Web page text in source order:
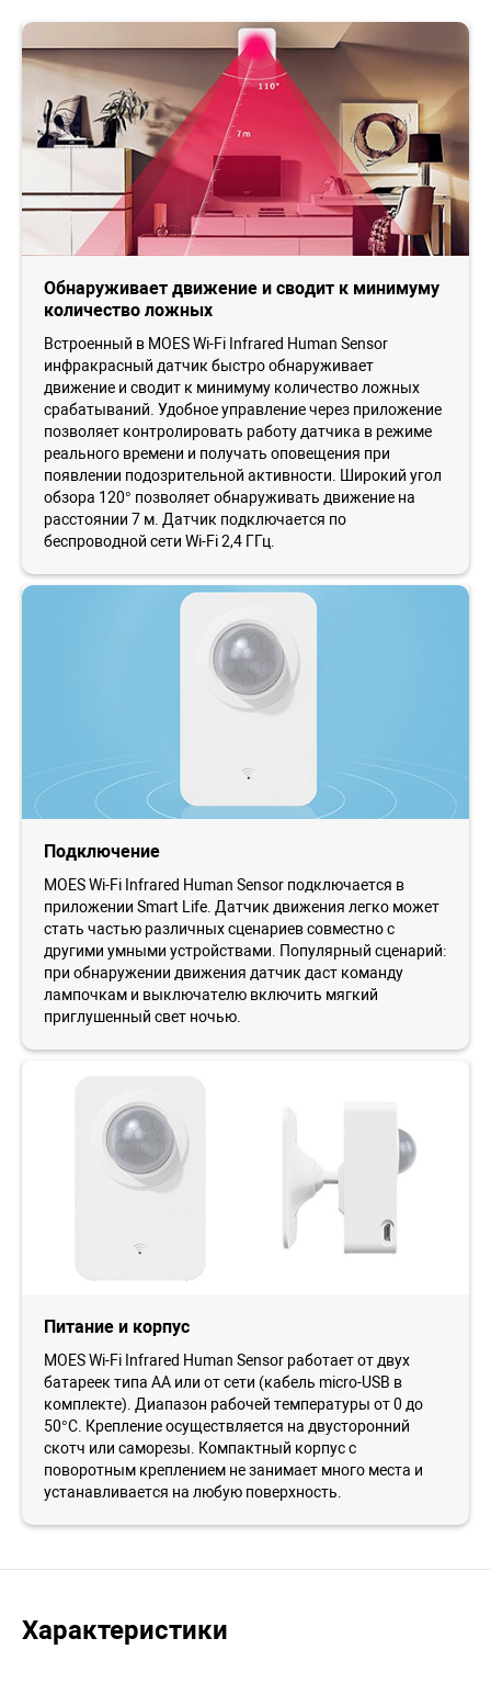
Обнаруживает движение и сводит к минимуму
количество ложных
Встроенный в MOES Wi-Fi Infrared Human Sensor
инфракрасный датчик быстро обнаруживает
движение и сводит к минимуму количество ложных
срабатываний. Удобное управление через приложение
позволяет контролировать работу датчика в режиме
реального времени и получать оповещения при
появлении подозрительной активности. Широкий угол
обзора 120° позволяет обнаруживать движение на
расстоянии 7 м. Датчик подключается по
беспроводной сети Wi-Fi 2,4 ГГц.
Подключение
MOES Wi-Fi Infrared Human Sensor подключается в
приложении Smart Life. Датчик движения легко может
стать частью различных сценариев совместно с
другими умными устройствами. Популярный сценарий:
при обнаружении движения датчик даст команду
лампочкам и выключателю включить мягкий
приглушенный свет ночью.
Питание и корпус
MOES Wi-Fi Infrared Human Sensor работает от двух
батареек типа АА или от сети (кабель micro-USB в
комплекте). Диапазон рабочей температуры от 0 до
50°С. Крепление осуществляется на двусторонний
скотч или саморезы. Компактный корпус с
поворотным креплением не занимает много места и
устанавливается на любую поверхность.
Характеристики